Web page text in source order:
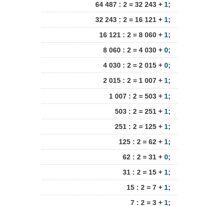
64 487 : 2 = 32 243 + 1;
32 243 : 2 = 16 121 + 1;
16 121 : 2 = 8 060 + 1;
8 060 : 2 = 4 030 + 0;
4 030 : 2 = 2 015 + 0;
2 015 : 2 = 1 007 + 1;
1 007 : 2 = 503 + 1;
503 : 2 = 251 + 1;
251 : 2 = 125 + 1;
125 : 2 = 62 + 1;
62 : 2 = 31 + 0;
31 : 2 = 15 + 1;
15 : 2 = 7 + 1;
7 : 2 = 3 + 1;